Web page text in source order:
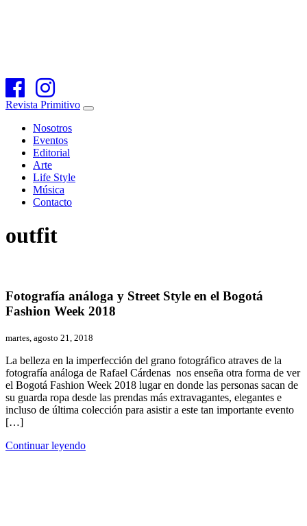
Revista Primitivo
Nosotros
Eventos
Editorial
Arte
Life Style
Música
Contacto
outfit
Fotografía análoga y Street Style en el Bogotá
Fashion Week 2018
martes, agosto 21, 2018
La belleza en la imperfección del grano fotográfico atraves de la
fotografía análoga de Rafael Cárdenas nos enseña otra forma de ver
el Bogotá Fashion Week 2018 lugar en donde las personas sacan de
su guarda ropa desde las prendas más extravagantes, elegantes e
incluso de última colección para asistir a este tan importante evento
[…]
Continuar leyendo